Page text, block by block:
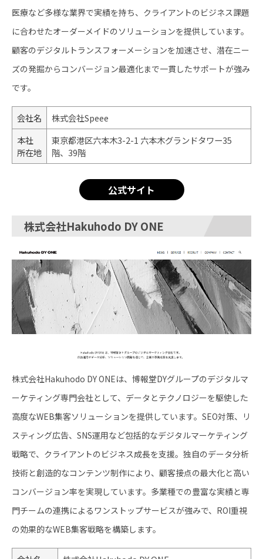
医療など多様な業界で実績を持ち、クライアントのビジネス課題
に合わせたオーダーメイドのソリューションを提供しています。
顧客のデジタルトランスフォーメーションを加速させ、潜在ニー
ズの発掘からコンバージョン最適化まで一貫したサポートが強み
です。
会社名
株式会社Speee
本社
所在地
東京都港区六本木3-2-1 六本木グランドタワー35
階、39階
公式サイト
株式会社Hakuhodo DY ONE
株式会社Hakuhodo DY ONEは、博報堂DYグループのデジタルマ
ーケティング専門会社として、データとテクノロジーを駆使した
高度なWEB集客ソリューションを提供しています。SEO対策、リ
スティング広告、SNS運用など包括的なデジタルマーケティング
戦略で、クライアントのビジネス成長を支援。独自のデータ分析
技術と創造的なコンテンツ制作により、顧客接点の最大化と高い
コンバージョン率を実現しています。多業種での豊富な実績と専
門チームの連携によるワンストップサービスが強みで、ROI重視
の効果的なWEB集客戦略を構築します。